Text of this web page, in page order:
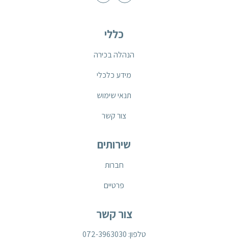
כללי
הנהלה בכירה
מידע כלכלי
תנאי שימוש
צור קשר
שירותים
חברות
פרטיים
צור קשר
טלפון: 072-3963030